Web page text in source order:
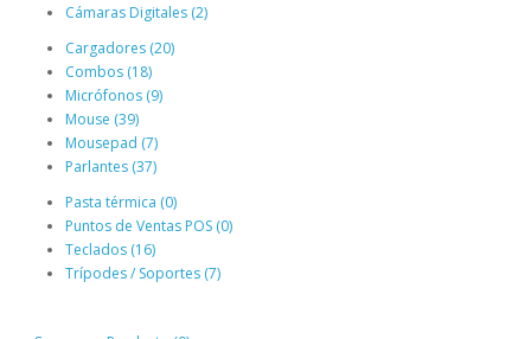
Cámaras Digitales (2)
Cargadores (20)
Combos (18)
Micrófonos (9)
Mouse (39)
Mousepad (7)
Parlantes (37)
Pasta térmica (0)
Puntos de Ventas POS (0)
Teclados (16)
Trípodes / Soportes (7)